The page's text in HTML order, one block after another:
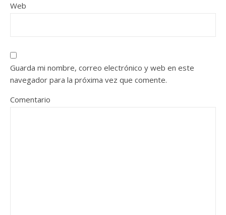
Web
Guarda mi nombre, correo electrónico y web en este
navegador para la próxima vez que comente.
Comentario